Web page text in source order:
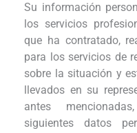
Su información
los servicios
que ha contratado,
para los servicios de
sobre la situación y
llevados en su
antes
siguientes datos